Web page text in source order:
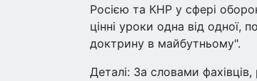
Росією та КНР у сфері
цінні уроки одна від одної,
доктрину в майбутньому".
Деталі: За словами